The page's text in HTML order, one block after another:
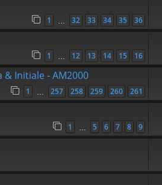
1 32 33 34 35 36
1 12 13 14 15 16
& Initiale - AM2000
1 257 258 259 260 261
1 5 6 7 8 9